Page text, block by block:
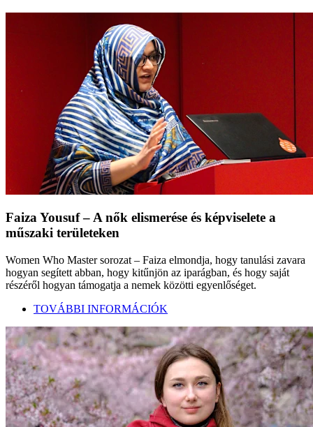
Faiza Yousuf – A nők elismerése és képviselete a
műszaki területeken
Women Who Master sorozat – Faiza elmondja, hogy tanulási zavara
hogyan segített abban, hogy kitűnjön az iparágban, és hogy saját
részéről hogyan támogatja a nemek közötti egyenlőséget.
TOVÁBBI INFORMÁCIÓK